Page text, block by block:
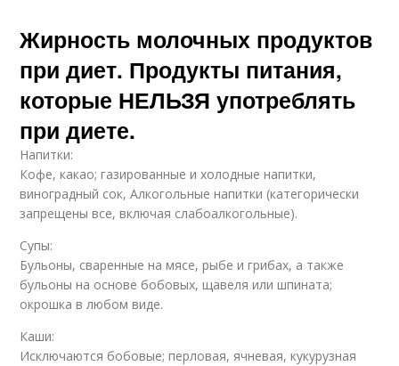
Жирность молочных продуктов
при диет. Продукты питания,
которые НЕЛЬЗЯ употреблять
при диете.
Напитки:
Кофе, какао; газированные и холодные напитки,
виноградный сок, Алкогольные напитки (категорически
запрещены все, включая слабоалкогольные).
Супы:
Бульоны, сваренные на мясе, рыбе и грибах, а также
бульоны на основе бобовых, щавеля или шпината;
окрошка в любом виде.
Каши:
Исключаются бобовые; перловая, ячневая, кукурузная